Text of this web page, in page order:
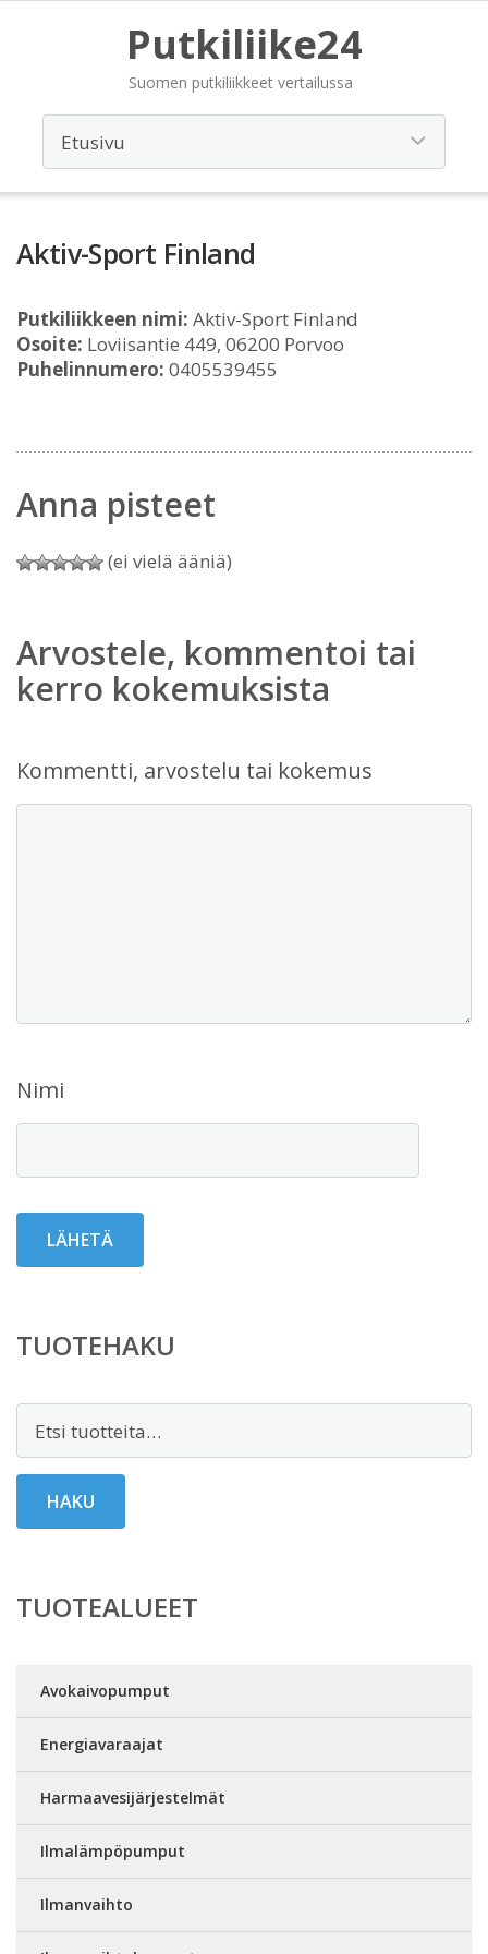
Putkiliike24
Suomen putkiliikkeet vertailussa
Aktiv-Sport Finland
Putkiliikkeen nimi: Aktiv-Sport Finland
Osoite: Loviisantie 449, 06200 Porvoo
Puhelinnumero: 0405539455
Anna pisteet
(ei vielä ääniä)
Arvostele, kommentoi tai
kerro kokemuksista
Kommentti, arvostelu tai kokemus
Nimi
TUOTEHAKU
HAKU
TUOTEALUEET
Avokaivopumput
Energiavaraajat
Harmaavesijärjestelmät
Ilmalämpöpumput
Ilmanvaihto